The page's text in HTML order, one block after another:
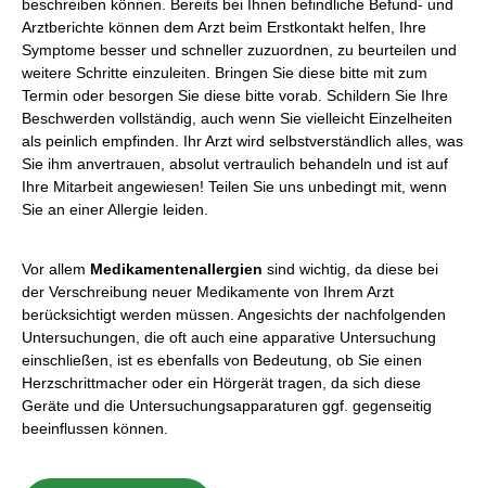
beschreiben können. Bereits bei Ihnen befindliche Befund- und
Arztberichte können dem Arzt beim Erstkontakt helfen, Ihre
Symptome besser und schneller zuzuordnen, zu beurteilen und
weitere Schritte einzuleiten. Bringen Sie diese bitte mit zum
Termin oder besorgen Sie diese bitte vorab. Schildern Sie Ihre
Beschwerden vollständig, auch wenn Sie vielleicht Einzelheiten
als peinlich empfinden. Ihr Arzt wird selbstverständlich alles, was
Sie ihm anvertrauen, absolut vertraulich behandeln und ist auf
Ihre Mitarbeit angewiesen! Teilen Sie uns unbedingt mit, wenn
Sie an einer Allergie leiden.
Vor allem Medikamentenallergien sind wichtig, da diese bei
der Verschreibung neuer Medikamente von Ihrem Arzt
berücksichtigt werden müssen. Angesichts der nachfolgenden
Untersuchungen, die oft auch eine apparative Untersuchung
einschließen, ist es ebenfalls von Bedeutung, ob Sie einen
Herzschrittmacher oder ein Hörgerät tragen, da sich diese
Geräte und die Untersuchungsapparaturen ggf. gegenseitig
beeinflussen können.